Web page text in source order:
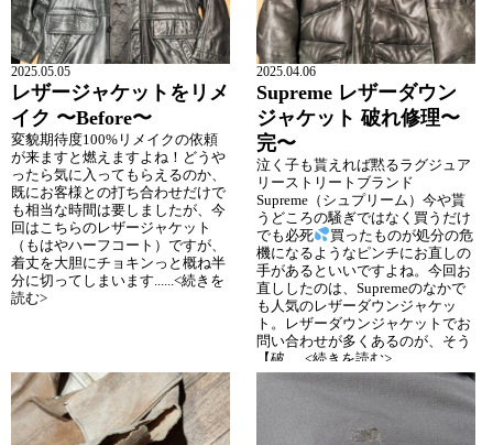
2025.05.05
レザージャケットをリメ
イク 〜Before〜
変貌期待度100%リメイクの依頼
が来ますと燃えますよね！どうや
ったら気に入ってもらえるのか、
既にお客様との打ち合わせだけで
も相当な時間は要しましたが、今
回はこちらのレザージャケット
（もはやハーフコート）ですが、
着丈を大胆にチョキンっと概ね半
分に切ってしまいます......<続きを
読む>
2025.04.06
Supreme レザーダウン
ジャケット 破れ修理〜
完〜
泣く子も貰えれば黙るラグジュア
リーストリートブランド
Supreme（シュプリーム）今や貰
うどころの騒ぎではなく買うだけ
でも必死
買ったものが処分の危
機になるようなピンチにお直しの
手があるといいですよね。今回お
直ししたのは、Supremeのなかで
も人気のレザーダウンジャケッ
ト。レザーダウンジャケットでお
問い合わせが多くあるのが、そう
【破......<続きを読む>